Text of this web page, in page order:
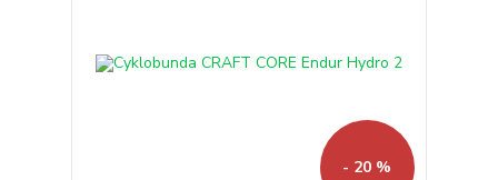
- 20 %